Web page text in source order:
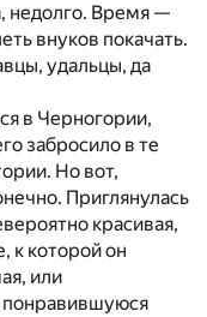
недолго. Время —
внуков покачать.
удальцы, да
в Черногории,
забросило в те
Но вот,
Приглянулась
красивая,
к которой он
или
понравившуюся